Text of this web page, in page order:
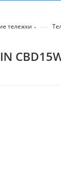
тележки —